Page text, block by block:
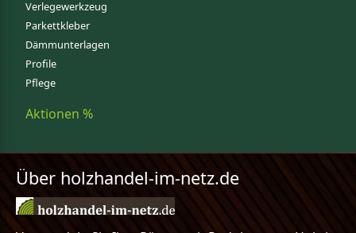
Verlegewerkzeug
Parkettkleber
Dämmunterlagen
Profile
Pflege
Aktionen %
Über holzhandel-im-netz.de